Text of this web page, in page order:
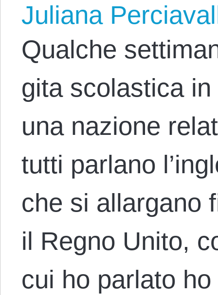
Juliana
Qualche
gita scolastica
una nazione
tutti parlano
che si allargano
il Regno Unito,
cui ho parlato